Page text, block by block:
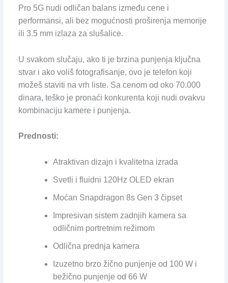
Pro 5G nudi odličan balans između cene i
performansi, ali bez mogućnosti proširenja memorije
ili 3.5 mm izlaza za slušalice.
U svakom slučaju, ako ti je brzina punjenja ključna
stvar i ako voliš fotografisanje, ovo je telefon koji
možeš staviti na vrh liste. Sa cenom od oko 70.000
dinara, teško je pronaći konkurenta koji nudi ovakvu
kombinaciju kamere i punjenja.
Prednosti:
Atraktivan dizajn i kvalitetna izrada
Svetli i fluidni 120Hz OLED ekran
Moćan Snapdragon 8s Gen 3 čipset
Impresivan sistem zadnjih kamera sa
odličnim portretnim režimom
Odlična prednja kamera
Izuzetno brzo žično punjenje od 100 W i
bežično punjenje od 66 W